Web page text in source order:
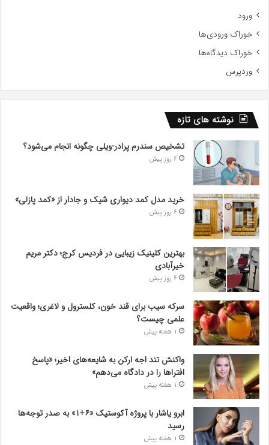
ورود
خوراک ورودی‌ها
خوراک دیدگاه‌ها
وردپرس
نوشته های تازه
تشخیص سندرم پرادر-ویلی چگونه انجام می‌شود؟
6 روز پیش
خرید مدل کمد دیواری شیک و جادار از «کمد پازلی»
6 روز پیش
بهترین کلینیک زیبایی در فردیس کرج؛ دکتر مریم
خیرآبادی
6 روز پیش
سرکه سیب برای قند خون، کلسترول و لاغری؛ واقعیت
علمی چیست؟
1 هفته پیش
واکنش تند اجه ارکن به شایعه‌های اخیر؛ «پاسخ
افتراها را در دادگاه می‌دهم»
1 هفته پیش
ابرو یاشار با پروژه آکوستیک «۶+۱» به صدر توجه‌ها
رسید
1 هفته پیش